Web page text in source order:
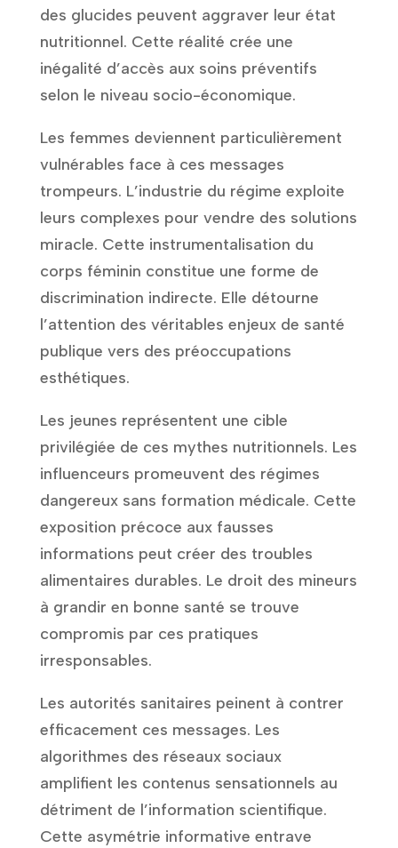
des glucides peuvent aggraver leur état
nutritionnel. Cette réalité crée une
inégalité d’accès aux soins préventifs
selon le niveau socio-économique.
Les femmes deviennent particulièrement
vulnérables face à ces messages
trompeurs. L’industrie du régime exploite
leurs complexes pour vendre des solutions
miracle. Cette instrumentalisation du
corps féminin constitue une forme de
discrimination indirecte. Elle détourne
l’attention des véritables enjeux de santé
publique vers des préoccupations
esthétiques.
Les jeunes représentent une cible
privilégiée de ces mythes nutritionnels. Les
influenceurs promeuvent des régimes
dangereux sans formation médicale. Cette
exposition précoce aux fausses
informations peut créer des troubles
alimentaires durables. Le droit des mineurs
à grandir en bonne santé se trouve
compromis par ces pratiques
irresponsables.
Les autorités sanitaires peinent à contrer
efficacement ces messages. Les
algorithmes des réseaux sociaux
amplifient les contenus sensationnels au
détriment de l’information scientifique.
Cette asymétrie informative entrave